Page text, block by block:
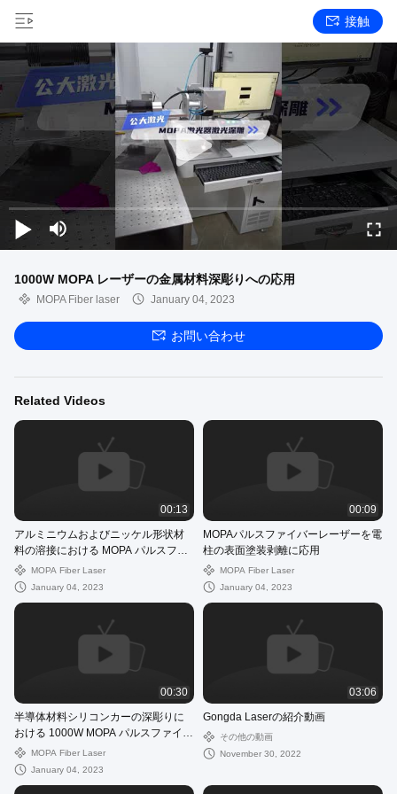
接触
1000W MOPA レーザーの金属材料深彫りへの応用
MOPA Fiber laser January 04, 2023
お問い合わせ
Related Videos
00:13
アルミニウムおよびニッケル形状材
料の溶接における MOPA パルスファ
イバーレーザーの応用
MOPA Fiber Laser
January 04, 2023
00:09
MOPAパルスファイバーレーザーを電
柱の表面塗装剥離に応用
MOPA Fiber Laser
January 04, 2023
00:30
半導体材料シリコンカーの深彫りに
おける 1000W MOPA パルスファイバ
ーレーザーの応用
MOPA Fiber Laser
January 04, 2023
03:06
Gongda Laserの紹介動画
その他の動画
November 30, 2022